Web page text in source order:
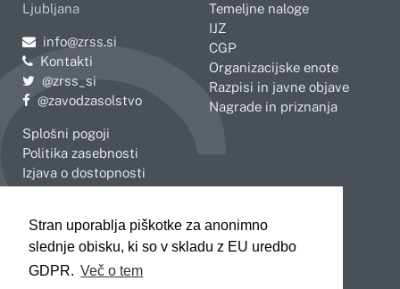
Stran uporablja piškotke za anonimno
slednje obisku, ki so v skladu z EU uredbo
GDPR. Več o tem
Ljubljana
Pošljite e-mail na
info@zrss.si
Kontakti
Pojdite na Twitter:
@zrss_si
Pojdite na Facebook:
@zavodzasolstvo
Splošni pogoji
Politika zasebnosti
Izjava o dostopnosti
Temeljne naloge
IJZ
CGP
Organizacijske enote
Razpisi in javne objave
Nagrade in priznanja
Celje
Koper
Kranj
Novo mesto
Slovenj Gradec